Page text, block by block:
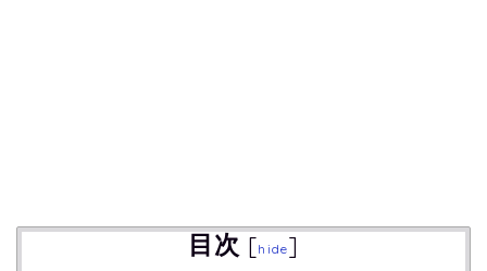
目次 [hide]